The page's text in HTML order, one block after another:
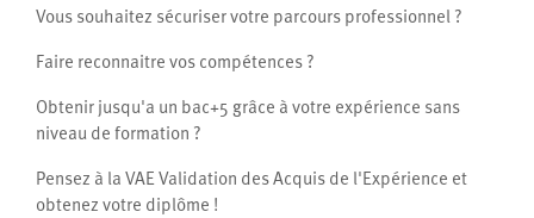
Vous souhaitez sécuriser votre parcours professionnel ?
Faire reconnaitre vos compétences ?
Obtenir jusqu'a un bac+5 grâce à votre expérience sans
niveau de formation ?
Pensez à la VAE Validation des Acquis de l'Expérience et
obtenez votre diplôme !